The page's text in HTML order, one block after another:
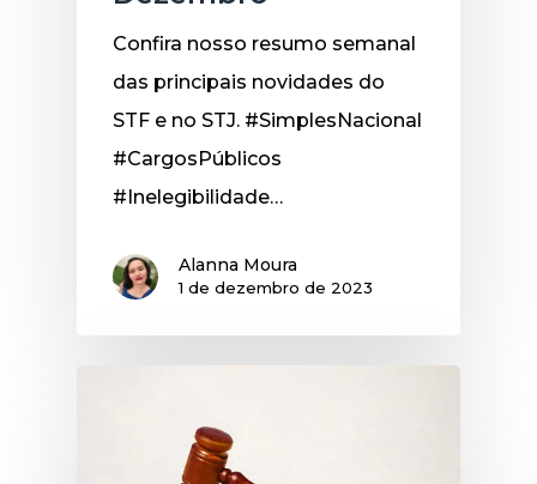
Confira nosso resumo semanal
das principais novidades do
STF e no STJ. #SimplesNacional
#CargosPúblicos
#Inelegibilidade…
Alanna Moura
1 de dezembro de 2023